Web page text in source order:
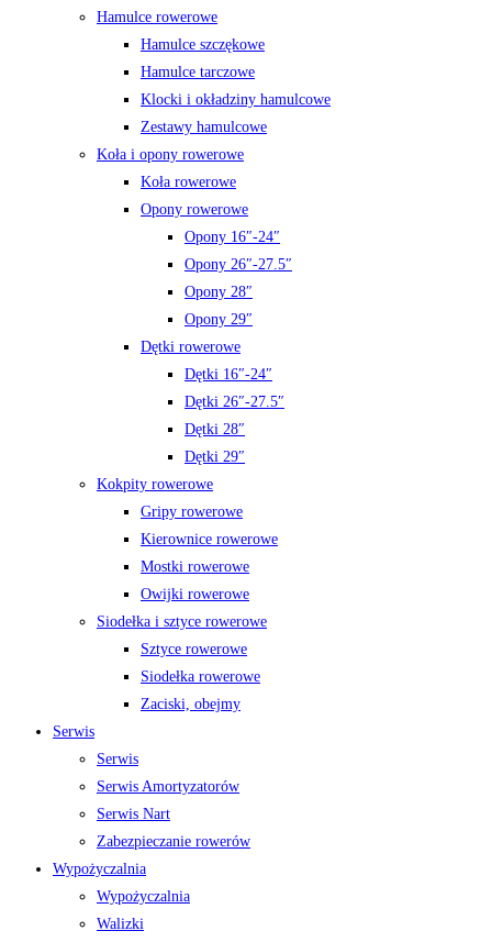
Hamulce rowerowe
Hamulce szczękowe
Hamulce tarczowe
Klocki i okładziny hamulcowe
Zestawy hamulcowe
Koła i opony rowerowe
Koła rowerowe
Opony rowerowe
Opony 16″-24″
Opony 26″-27.5″
Opony 28″
Opony 29″
Dętki rowerowe
Dętki 16″-24″
Dętki 26″-27.5″
Dętki 28″
Dętki 29″
Kokpity rowerowe
Gripy rowerowe
Kierownice rowerowe
Mostki rowerowe
Owijki rowerowe
Siodełka i sztyce rowerowe
Sztyce rowerowe
Siodełka rowerowe
Zaciski, obejmy
Serwis
Serwis
Serwis Amortyzatorów
Serwis Nart
Zabezpieczanie rowerów
Wypożyczalnia
Wypożyczalnia
Walizki